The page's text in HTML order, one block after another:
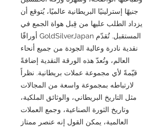
جنيهًا إسترلينيًا البريطانية عالميًا، يُتوقع أن
يزداد الطلب عليها من قِبل هواة الجمع في
المستقبل. تُقدّم GoldSilverJapan أوراقًا
نقدية نادرة وعالية الجودة من جميع أنحاء
العالم، وتُعدّ هذه الورقة النقدية إضافةً
قيّمةً لأي مجموعة عملات بريطانية. نظراً
لارتباطه بمجموعة واسعة من المجالات
مثل التاريخ البريطاني، والوثائق الملكية،
وتاريخ الثورة الصناعية، وجمع العملات
العالمية، يمكن القول إنه عنصر ممتاز